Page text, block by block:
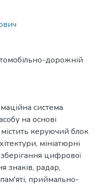
дорожній
система
на основі
керуючий блок
мініатюрні
цифрової
знаків, радар,
приймально-